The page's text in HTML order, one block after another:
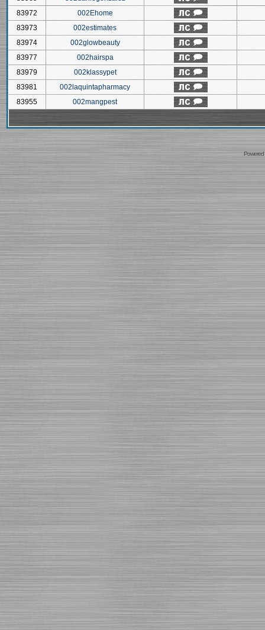
83972
002Ehome
83973
002estimates
83974
002glowbeauty
83977
002hairspa
83979
002klassypet
83981
002laquintapharmacy
83955
002mangpest